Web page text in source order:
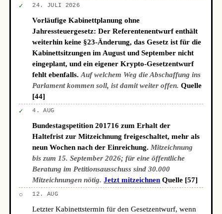
✓ 24. JULI 2026
Vorläufige Kabinettplanung ohne
Jahressteuergesetz: Der Referentenentwurf enthält
weiterhin keine §23-Änderung, das Gesetz ist für die
Kabinettsitzungen im August und September nicht
eingeplant, und ein eigener Krypto-Gesetzentwurf
fehlt ebenfalls.Auf welchem Weg die Abschaffung ins
Parlament kommen soll, ist damit weiter offen. Quelle
[44]
✓ 4. AUG
Bundestagspetition 201716 zum Erhalt der
Haltefrist zur Mitzeichnung freigeschaltet, mehr als
neun Wochen nach der Einreichung. Mitzeichnung
bis zum 15. September 2026; für eine öffentliche
Beratung im Petitionsausschuss sind 30.000
Mitzeichnungen nötig. Jetzt mitzeichnen Quelle [57]
○ 12. AUG
Letzter Kabinettstermin für den Gesetzentwurf, wenn